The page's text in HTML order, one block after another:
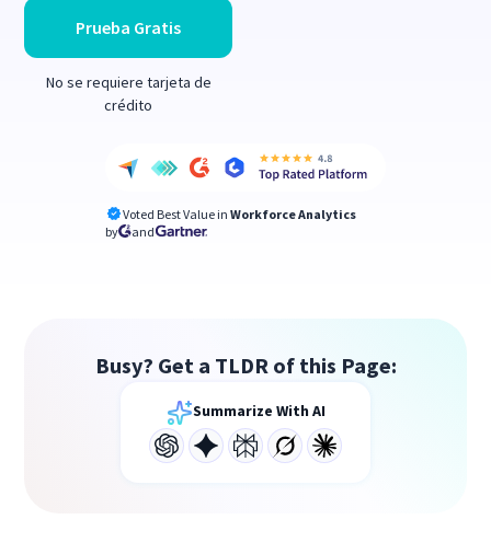
Prueba Gratis
No se requiere tarjeta de
crédito
Voted Best Value in Workforce Analytics
by
and
Busy? Get a TLDR of this Page:
Summarize With AI